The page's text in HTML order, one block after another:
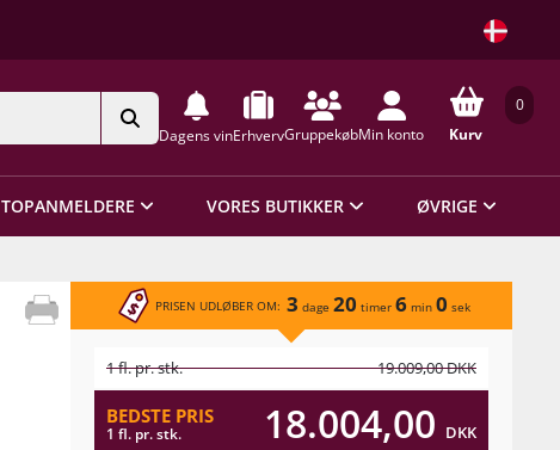
Dagens vinErhvervGruppekøbMin konto
0
Kurv
TOPANMELDERE VORES BUTIKKER ØVRIGE
PRISEN UDLØBER OM: 3 dage 20 timer 6 min 0 sek
1 fl. pr. stk. 19.009,00DKK
BEDSTE PRIS
1 fl. pr. stk. 18.004,00 DKK